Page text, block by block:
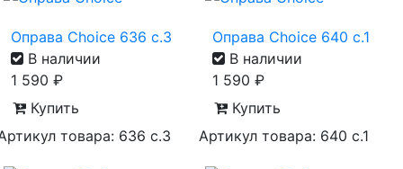
Оправа Choice 636 с.3
В наличии
1 590 ₽
Купить
товара: 636 с.3
Оправа Choice 640 с.1
В наличии
1 590 ₽
Купить
Артикул товара: 640 с.1